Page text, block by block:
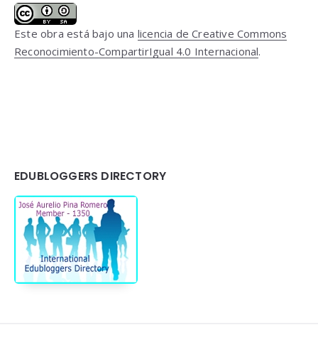
Este obra está bajo una licencia de Creative Commons
Reconocimiento-CompartirIgual 4.0 Internacional.
EDUBLOGGERS DIRECTORY